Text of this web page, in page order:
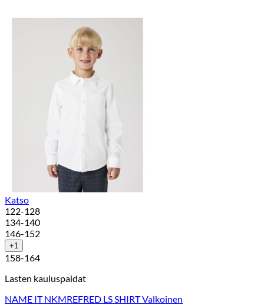
Katso
122-128
134-140
146-152
+1
158-164
Lasten kauluspaidat
NAME IT NKMREFRED LS SHIRT Valkoinen